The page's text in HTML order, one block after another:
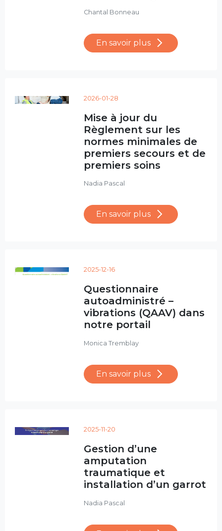
Chantal Bonneau
En savoir plus
2026-01-28
Mise à jour du
Règlement sur les
normes minimales de
premiers secours et de
premiers soins
Nadia Pascal
En savoir plus
2025-12-16
Questionnaire
autoadministré –
vibrations (QAAV) dans
notre portail
Monica Tremblay
En savoir plus
2025-11-20
Gestion d’une
amputation
traumatique et
installation d’un garrot
Nadia Pascal